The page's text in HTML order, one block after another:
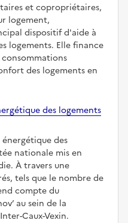
et copropriétaires,
logement,
dispositif d'aide à
logements. Elle finance
des logements en
des logements
des
nationale mis en
À travers une
tels que le nombre de
compte du
au sein de la
Caux-Vexin.